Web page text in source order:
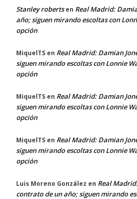
Stanley robertsen Real Madrid:
año; siguen mirando escoltas con
opción
MiquelTS en Real Madrid: Damian
siguen mirando escoltas con Lonnie
opción
MiquelTS en Real Madrid: Damian
siguen mirando escoltas con Lonnie
opción
MiquelTS en Real Madrid: Damian
siguen mirando escoltas con Lonnie
opción
Luis Moreno González en Real
contrato de un año; siguen mirando